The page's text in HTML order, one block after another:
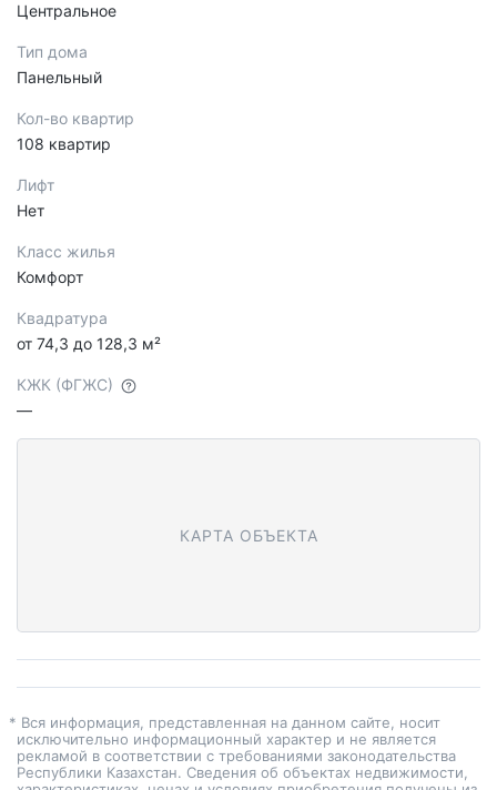
Центральное
Тип дома
Панельный
Кол-во квартир
108 квартир
Лифт
Нет
Класс жилья
Комфорт
Квадратура
от 74,3 до 128,3 м²
КЖК (ФГЖС)
—
КАРТА ОБЪЕКТА
* Вся информация, представленная на данном сайте, носит
исключительно информационный характер и не является
рекламой в соответствии с требованиями законодательства
Республики Казахстан. Сведения об объектах недвижимости,